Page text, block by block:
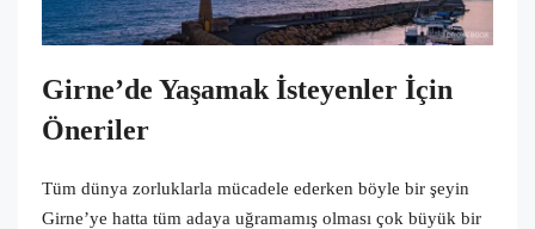
Girne’de Yaşamak İsteyenler İçin
Öneriler
Tüm dünya zorluklarla mücadele ederken böyle bir şeyin
Girne’ye hatta tüm adaya uğramamış olması çok büyük bir